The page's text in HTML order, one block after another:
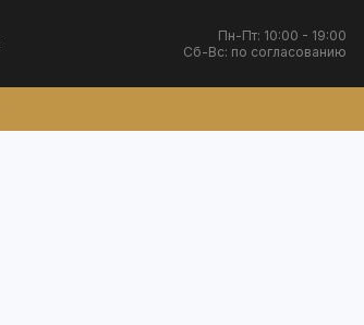
Пн-Пт: 10:00 - 19:00
Сб-Вс: по согласованию